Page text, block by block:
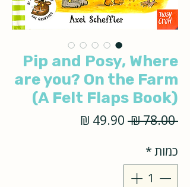
Pip and Posy, Where
are you? On the Farm
(A Felt Flaps Book)
‏78.00 ‏₪
מחיר
כמות*